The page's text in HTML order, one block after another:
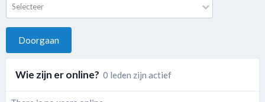
Selecteer
Doorgaan
Wie zijn er online? 0 leden zijn actief